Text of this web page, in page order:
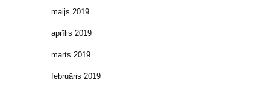
maijs 2019
aprīlis 2019
marts 2019
februāris 2019